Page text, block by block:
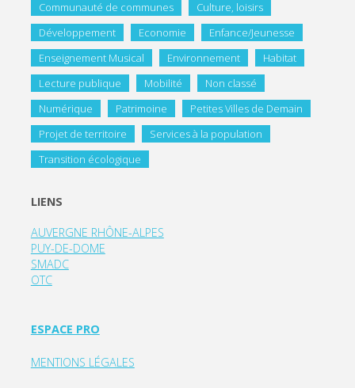
Communauté de communes
Culture, loisirs
Développement
Economie
Enfance/Jeunesse
Enseignement Musical
Environnement
Habitat
Lecture publique
Mobilité
Non classé
Numérique
Patrimoine
Petites Villes de Demain
Projet de territoire
Services à la population
Transition écologique
LIENS
AUVERGNE RHÔNE-ALPES
PUY-DE-DOME
SMADC
OTC
ESPACE PRO
MENTIONS LÉGALES